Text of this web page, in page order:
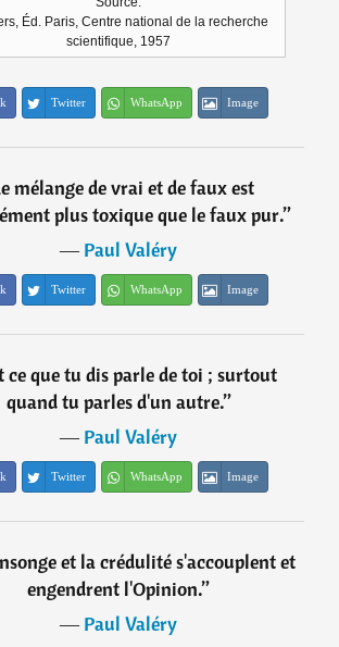
Éd. Paris, Centre national de la recherche
scientifique, 1957
Twitter WhatsApp Image
mélange de vrai et de faux est
plus toxique que le faux pur.”
―Paul Valéry
Twitter WhatsApp Image
ce que tu dis parle de toi ; surtout
quand tu parles d'un autre.”
―Paul Valéry
Twitter WhatsApp Image
et la crédulité s'accouplent et
engendrent l'Opinion.”
―Paul Valéry